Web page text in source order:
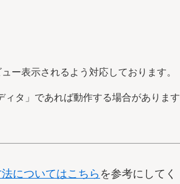
ー表示されるよう対応しております。
タ」であれば動作する場合があります
についてはこちらを参考にしてく